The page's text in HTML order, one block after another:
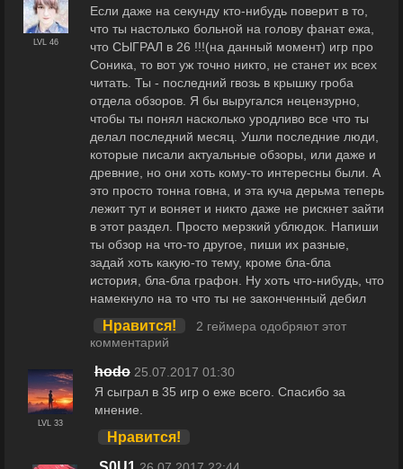
LVL 46
Если даже на секунду кто-нибудь поверит в то,
что ты настолько больной на голову фанат ежа,
что СЫГРАЛ в 26 !!!(на данный момент) игр про
Соника, то вот уж точно никто, не станет их всех
читать. Ты - последний гвозь в крышку гроба
отдела обзоров. Я бы выругался нецензурно,
чтобы ты понял насколько уродливо все что ты
делал последний месяц. Ушли последние люди,
которые писали актуальные обзоры, или даже и
древние, но они хоть кому-то интересны были. А
это просто тонна говна, и эта куча дерьма теперь
лежит тут и воняет и никто даже не рискнет зайти
в этот раздел. Просто мерзкий ублюдок. Напиши
ты обзор на что-то другое, пиши их разные,
задай хоть какую-то тему, кроме бла-бла
история, бла-бла графон. Ну хоть что-нибудь, что
намекнуло на то что ты не законченный дебил
Нравится!
2 геймера одобряют этот
комментарий
LVL 33
hodo 25.07.2017 01:30
Я сыграл в 35 игр о еже всего. Спасибо за
мнение.
Нравится!